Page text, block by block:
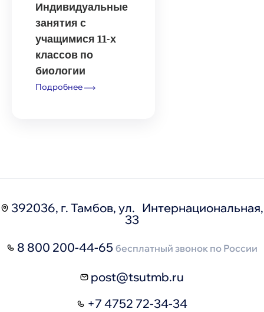
Индивидуальные
занятия с
учащимися 11-х
классов по
биологии
Подробнее
392036, г. Тамбов, ул. Интернациональная,
33
8 800 200-44-65 бесплатный звонок по России
post@tsutmb.ru
+7 4752 72-34-34